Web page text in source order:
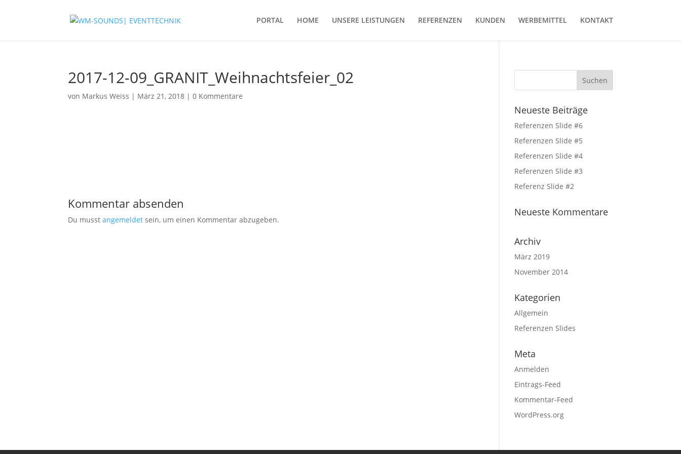
PORTAL HOME UNSERE LEISTUNGEN REFERENZEN KUNDEN WERBEMITTEL KONTAKT
2017-12-09_GRANIT_Weihnachtsfeier_02
von Markus Weiss | März 21, 2018 |0 Kommentare
Kommentar absenden
Du musstangemeldet sein, um einen Kommentar abzugeben.
Neueste Beiträge
Referenzen Slide #6
Referenzen Slide #5
Referenzen Slide #4
Referenzen Slide #3
Referenz Slide #2
Neueste Kommentare
Archiv
März 2019
November 2014
Kategorien
Allgemein
Referenzen Slides
Meta
Anmelden
Eintrags-Feed
Kommentar-Feed
WordPress.org